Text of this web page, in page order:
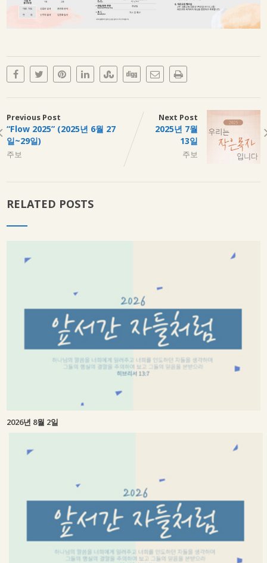
Previous Post
“Flow 2025” (2025년 6월 27
일~29일)
주보
Next Post
2025년 7월
13일
주보
RELATED POSTS
2026년 8월 2일